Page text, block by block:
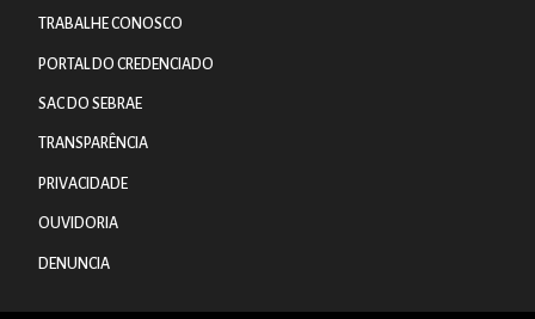
TRABALHE CONOSCO
PORTAL DO CREDENCIADO
SAC DO SEBRAE
TRANSPARÊNCIA
PRIVACIDADE
OUVIDORIA
DENUNCIA